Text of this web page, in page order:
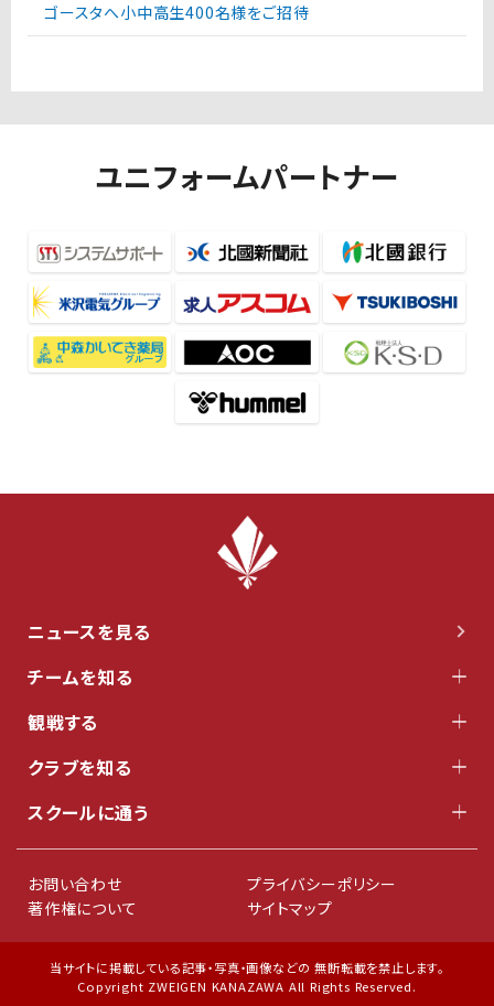
ゴースタへ小中高生400名様をご招待
ユニフォームパートナー
ニュースを見る
チームを知る
観戦する
クラブを知る
スクールに通う
お問い合わせ
プライバシーポリシー
著作権について
サイトマップ
当サイトに掲載している記事・写真・画像などの 無断転載を禁止します。
Copyright ZWEIGEN KANAZAWA All Rights Reserved.